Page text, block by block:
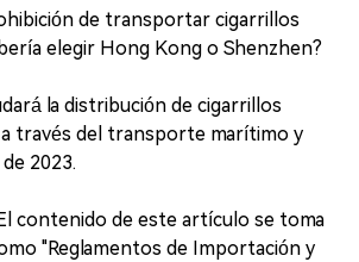
de transportar cigarrillos
elegir Hong Kong o Shenzhen?
la distribución de cigarrillos
través del transporte marítimo y
2023.
contenido de este artículo se toma
"Reglamentos de Importación y